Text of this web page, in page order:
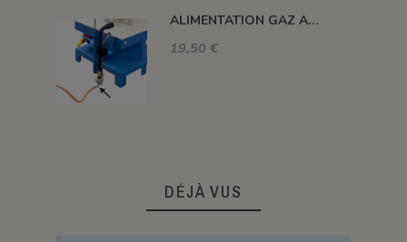
ALIMENTATION GAZ A 90°C
19,50 €
DÉJÀ VUS